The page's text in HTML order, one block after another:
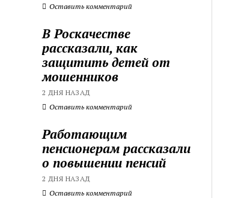
Оставить комментарий
В Роскачестве
рассказали, как
защитить детей от
мошенников
2 ДНЯ НАЗАД
Оставить комментарий
Работающим
пенсионерам рассказали
о повышении пенсий
2 ДНЯ НАЗАД
Оставить комментарий